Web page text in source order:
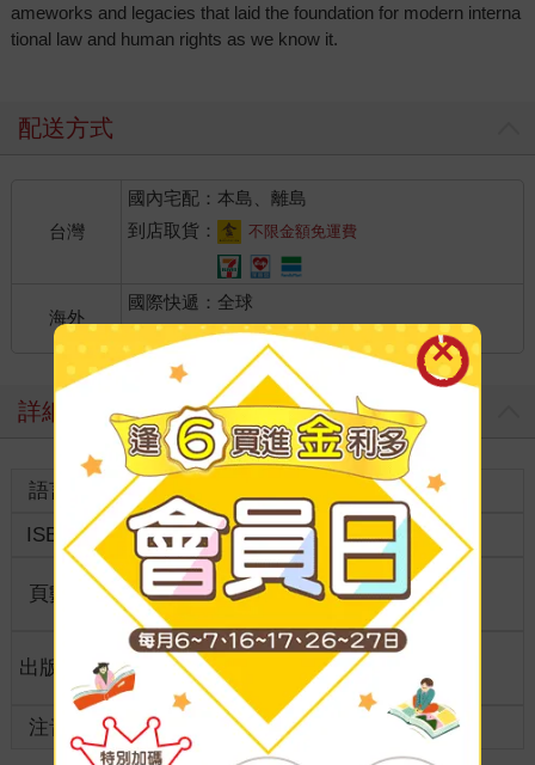
ameworks and legacies that laid the foundation for modern interna
tional law and human rights as we know it.
配送方式
台灣
國內宅配：本島、離島
到店取貨：
不限金額免運費
海外
國際快遞：全球
港澳店取：
詳細資料
語言 英文
紙本平裝
ISBN
9781912423989 分級 普通級
頁數 0
商品規
出版地 美國
適讀年
全齡適讀
注音 級別